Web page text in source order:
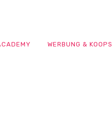
WERBUNG & KOOPS